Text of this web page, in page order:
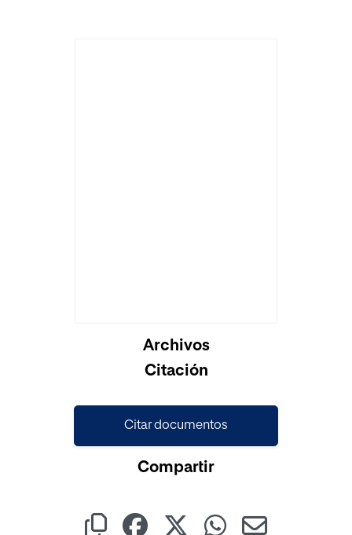
Archivos
Citación
Citar documentos
Compartir